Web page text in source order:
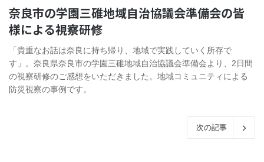
奈良市の学園三碓地域自治協議会準備会の皆
様による視察研修
「貴重なお話は奈良に持ち帰り、地域で実践していく所存で
す」。奈良県奈良市の学園三碓地域自治協議会準備会より、2日間
の視察研修のご感想をいただきました。地域コミュニティによる
防災視察の事例です。
次の記事